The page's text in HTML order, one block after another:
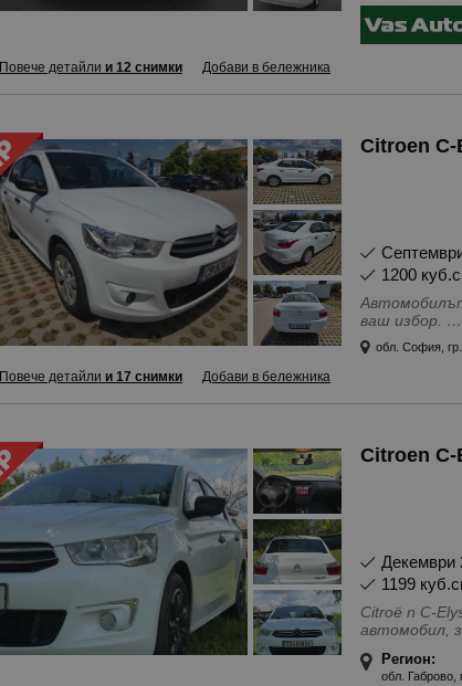
Повече детайли и 12 снимки Добави в бележника
Citroen C-
1200
ваш избор.
Особености
Въздушни
усилвател
за дъжд,
обл. София,
Повече детайли и 17 снимки Добави в бележника
Citroen C-
декември
1199
Citroë n C-Elysé e 1. 2
автомобил,
преглед.
Регион:
обл. Габрово,